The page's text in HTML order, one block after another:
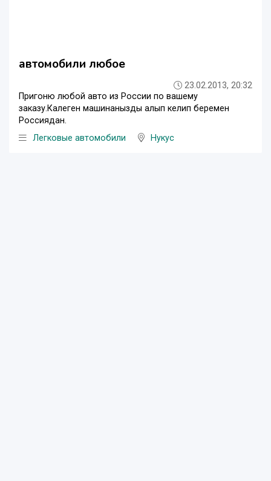
автомобили любое
23.02.2013, 20:32
Пригоню любой авто из России по вашему
заказу.Калеген машинанызды алып келип беремен
Россиядан.
Легковые автомобили
Нукус